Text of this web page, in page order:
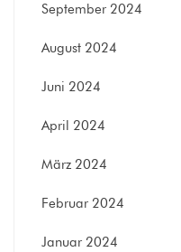
September 2024
August 2024
Juni 2024
April 2024
März 2024
Februar 2024
Januar 2024